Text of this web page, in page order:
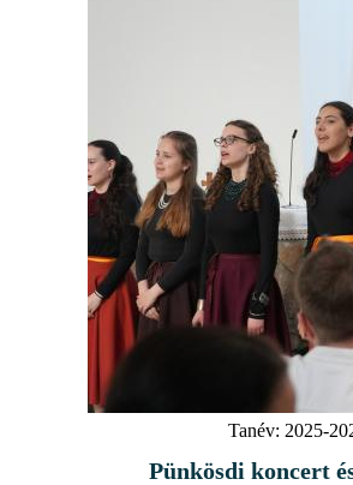
Tanév: 2025-
Pünkösdi koncert